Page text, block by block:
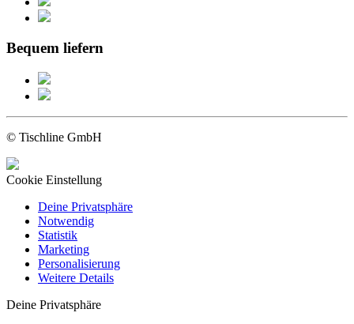
Bequem liefern
© Tischline GmbH
Cookie Einstellung
Deine Privatsphäre
Notwendig
Statistik
Marketing
Personalisierung
Weitere Details
Deine Privatsphäre